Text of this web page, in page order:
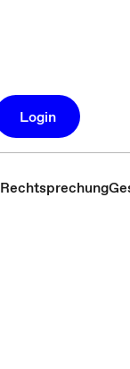
Login
Rechtsprechung